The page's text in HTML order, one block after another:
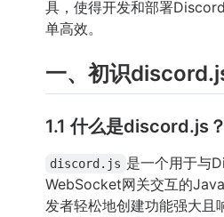
具，使得开发和部署
单高效。
一、初识
1.1 什么是discord.js？
discord.js 是一个用于与
WebSocket网关交互的
发者轻松地创建功能强大且